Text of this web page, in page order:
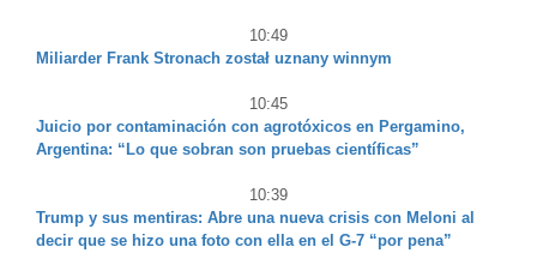
10:49
Miliarder Frank Stronach został uznany winnym
10:45
Juicio por contaminación con agrotóxicos en Pergamino,
Argentina: “Lo que sobran son pruebas científicas”
10:39
Trump y sus mentiras: Abre una nueva crisis con Meloni al
decir que se hizo una foto con ella en el G-7 “por pena”